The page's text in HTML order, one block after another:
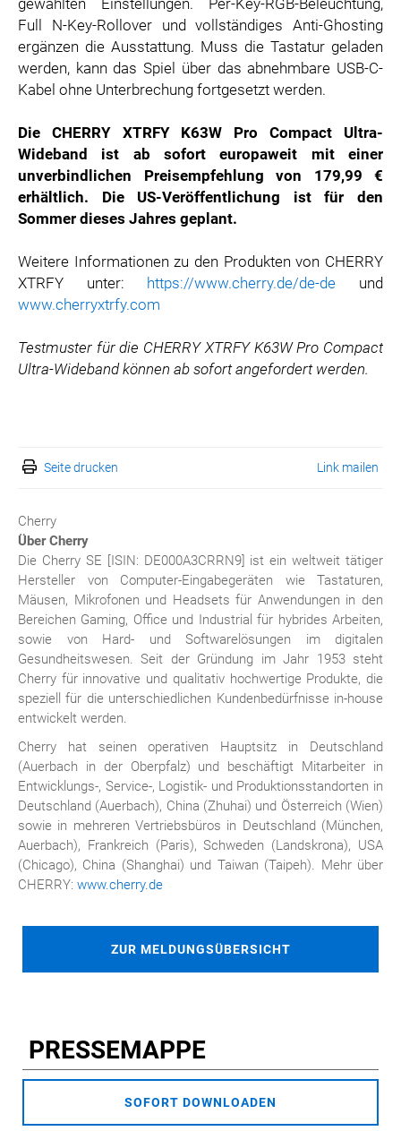
gewählten Einstellungen. Per-Key-RGB-Beleuchtung,
Full N-Key-Rollover und vollständiges Anti-Ghosting
ergänzen die Ausstattung. Muss die Tastatur geladen
werden, kann das Spiel über das abnehmbare USB-C-
Kabel ohne Unterbrechung fortgesetzt werden.
Die CHERRY XTRFY K63W Pro Compact Ultra-
Wideband ist ab sofort europaweit mit einer
unverbindlichen Preisempfehlung von 179,99 €
erhältlich. Die US-Veröffentlichung ist für den
Sommer dieses Jahres geplant.
Weitere Informationen zu den Produkten von CHERRY
XTRFY unter: https://www.cherry.de/de-de und
www.cherryxtrfy.com
Testmuster für die CHERRY XTRFY K63W Pro Compact
Ultra-Wideband können ab sofort angefordert werden.
Seite drucken Link mailen
Cherry
Über Cherry
Die Cherry SE [ISIN: DE000A3CRRN9] ist ein weltweit tätiger
Hersteller von Computer-Eingabegeräten wie Tastaturen,
Mäusen, Mikrofonen und Headsets für Anwendungen in den
Bereichen Gaming, Office und Industrial für hybrides Arbeiten,
sowie von Hard- und Softwarelösungen im digitalen
Gesundheitswesen. Seit der Gründung im Jahr 1953 steht
Cherry für innovative und qualitativ hochwertige Produkte, die
speziell für die unterschiedlichen Kundenbedürfnisse in-house
entwickelt werden.
Cherry hat seinen operativen Hauptsitz in Deutschland
(Auerbach in der Oberpfalz) und beschäftigt Mitarbeiter in
Entwicklungs-, Service-, Logistik- und Produktionsstandorten in
Deutschland (Auerbach), China (Zhuhai) und Österreich (Wien)
sowie in mehreren Vertriebsbüros in Deutschland (München,
Auerbach), Frankreich (Paris), Schweden (Landskrona), USA
(Chicago), China (Shanghai) und Taiwan (Taipeh). Mehr über
CHERRY: www.cherry.de
ZUR MELDUNGSÜBERSICHT
PRESSEMAPPE
SOFORT DOWNLOADEN